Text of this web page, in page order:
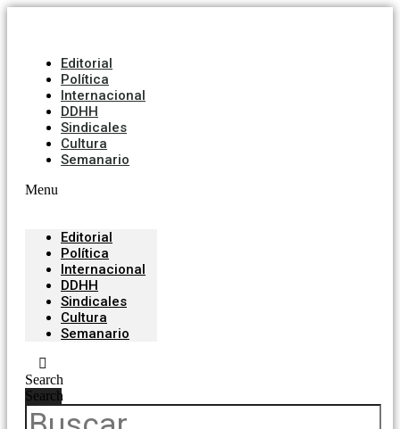
Editorial
Política
Internacional
DDHH
Sindicales
Cultura
Semanario
Menu
Editorial
Política
Internacional
DDHH
Sindicales
Cultura
Semanario
Search
Search